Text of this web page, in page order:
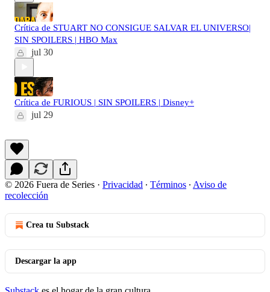
Crítica de STUART NO CONSIGUE SALVAR EL UNIVERSO|
SIN SPOILERS | HBO Max
jul 30
Crítica de FURIOUS | SIN SPOILERS | Disney+
jul 29
© 2026 Fuera de Series · Privacidad ∙ Términos ∙ Aviso de
recolección
Crea tu Substack
Descargar la app